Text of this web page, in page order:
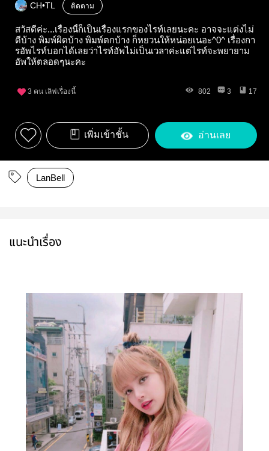
CH•TL ติดตาม
สวัสดีค่ะ...เรื่องนี้ก็เป็นเรื่องแรกของไรท์เลยนะคะ อาจจะแต่งไม่
ดีบ้าง พิมพ์ผิดบ้าง พิมพ์ตกบ้าง ก็หยวนให้หน่อยเนอะ^0^ เรื่องกา
รอัพไรท์บอกได้เลยว่าไรท์อัพไม่เป็นเวลาค่ะแต่ไรท์จะพยายาม
อัพให้ตลอดๆนะคะ
3 คน เลิฟเรื่องนี้ 802 3 17
เพิ่มเข้าชั้น อ่านเลย
LanBell
แนะนำเรื่อง